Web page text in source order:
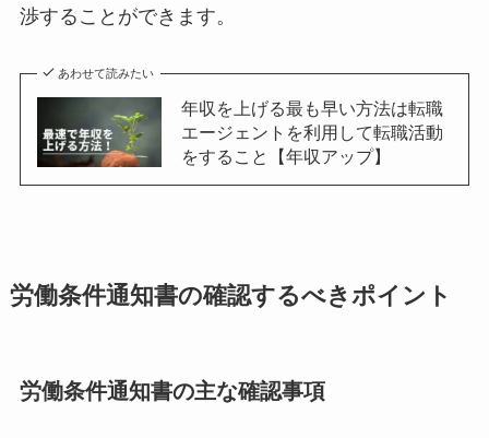
渉することができます。
あわせて読みたい
年収を上げる最も早い方法は転職
エージェントを利用して転職活動
をすること【年収アップ】
労働条件通知書の確認するべきポイント
労働条件通知書の主な確認事項